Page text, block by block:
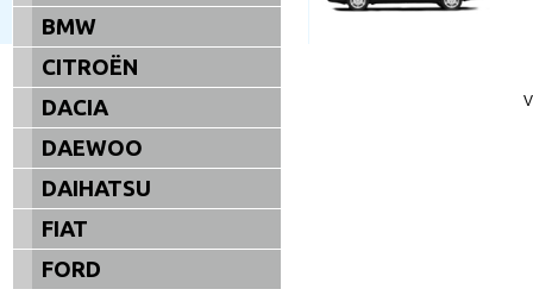
BMW
CITROËN
DACIA
DAEWOO
DAIHATSU
FIAT
FORD